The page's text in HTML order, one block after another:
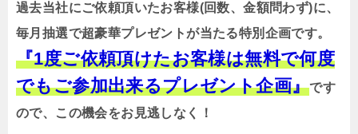
過去当社にご依頼頂いたお客様(回数、金額問わず)に、
毎月抽選で超豪華プレゼントが当たる特別企画です。
『1度ご依頼頂けたお客様は無料で何度
でもご参加出来るプレゼント企画』です
ので、この機会をお見逃しなく！